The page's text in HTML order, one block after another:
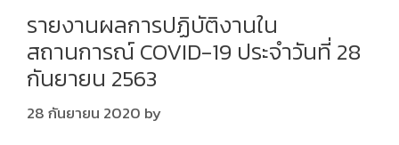
รายงานผลการปฏิบัติงานใน
สถานการณ์ COVID-19 ประจำวันที่ 28
กันยายน 2563
28 กันยายน 2020 by